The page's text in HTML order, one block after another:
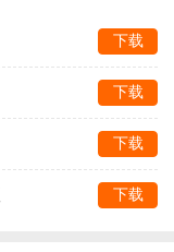
下载
下载
下载
下载